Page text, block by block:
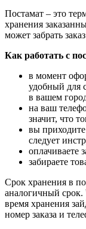
Постамат – это
хранения
может забрать
Как работать с
в момент
удобный для
в вашем
на ваш
значит, что
вы
следует
оплачиваете
забираете
Срок хранения в
аналогичный
время хранения
номер заказа и